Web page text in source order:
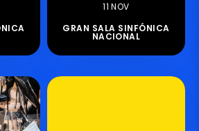
11 NOV
GRAN SALA SINFÓNICA
NACIONAL